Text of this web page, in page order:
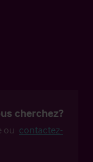
cherchez?
ou contactez-